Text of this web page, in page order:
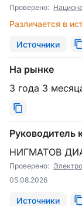
Проверено:
Различается в
Источники
На рынке
3 года 3
Руководитель
НИГМАТОВ
Проверено:
05.08.2026
Источники